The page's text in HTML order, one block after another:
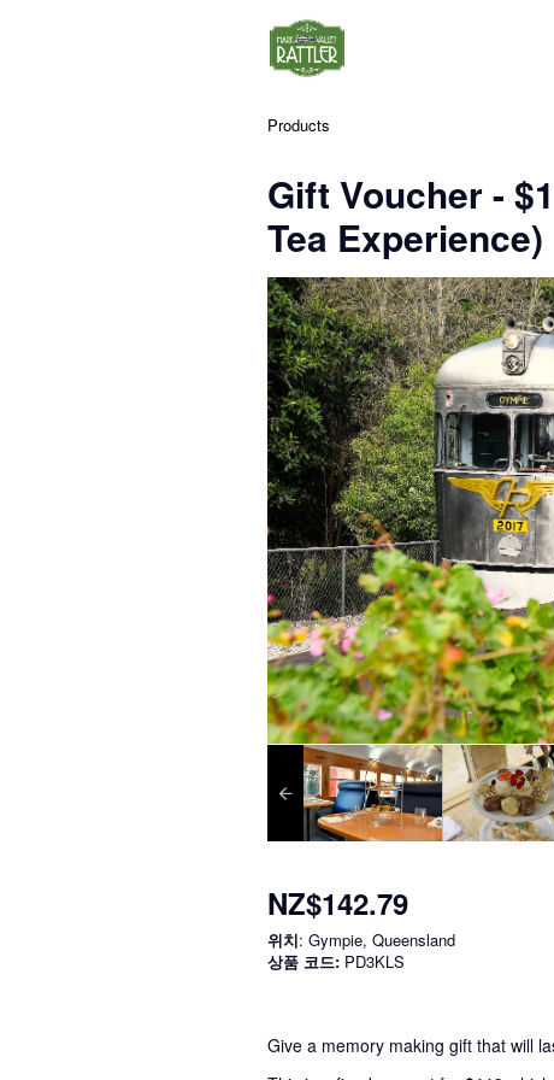
Products
Gift Voucher -
Tea Experience)
NZ$142.79
위치: Gympie, Queensland
상품 코드: PD3KLS
Give a memory making gift that will